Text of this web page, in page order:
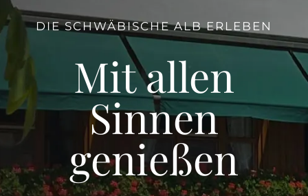
DIE SCHWÄBISCHE ALB ERLEBEN
Mit allen
Sinnen
genießen